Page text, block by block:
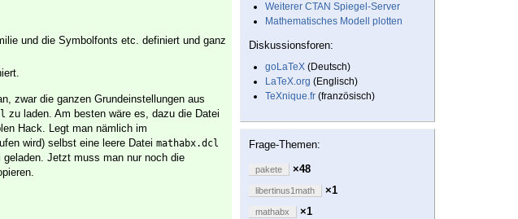
und die Symbolfonts etc. definiert und ganz
zwar die ganzen Grundeinstellungen aus
zu laden. Am besten wäre es, dazu die Datei
Hack. Legt man nämlich im
wird) selbst eine leere Datei mathabx.dcl
Jetzt muss man nur noch die
Weiterer CTAN Spiegel-Server
Mathematisches Modell plotten
Diskussionsforen:
goLaTeX (Deutsch)
LaTeX.org (Englisch)
TeXnique.fr (französisch)
Frage-Themen:
pakete ×48
libertinus1math ×1
mathabx
×1